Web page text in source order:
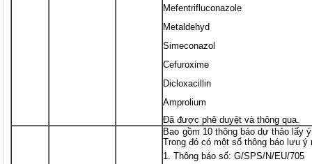
Mefentrifluconazole
Metaldehyd
Simeconazol
Cefuroxime
Dicloxacillin
Amprolium
Đã được phê duyệt và thông qua.
Bao gồm 10 thông báo dự thảo lấy
Trong đó có một số thông báo lưu ý
Thông báo số: G/SPS/N/EU/705